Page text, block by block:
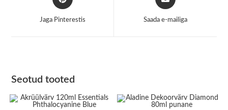
in
Jaga Pinterestis
in
Saada e-mailiga
Seotud tooted